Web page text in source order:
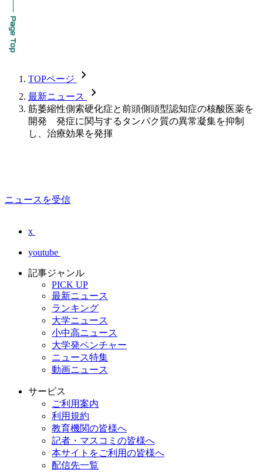
TOPページ chevron_forward
最新ニュース chevron_forward
筋萎縮性側索硬化症と前頭側頭型認知症の核酸医薬を
開発 発症に関与するタンパク質の異常凝集を抑制
し、治療効果を発揮
ニュースを受信
x
youtube
記事ジャンル
PICK UP
最新ニュース
ランキング
大学ニュース
小中高ニュース
大学発ベンチャー
ニュース特集
動画ニュース
サービス
ご利用案内
利用規約
教育機関の皆様へ
記者・マスコミの皆様へ
本サイトをご利用の皆様へ
配信先一覧